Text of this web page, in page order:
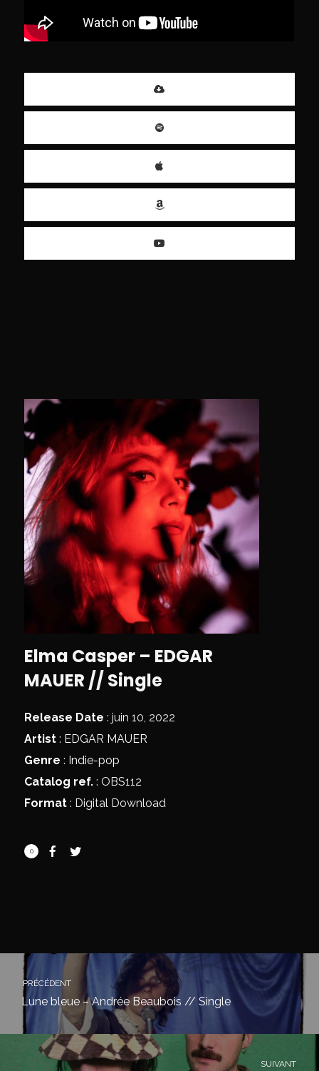
Elma Casper – EDGAR
MAUER // Single
Release Date : juin 10, 2022
Artist : EDGAR MAUER
Genre : Indie-pop
Catalog ref. : OBS112
Format : Digital Download
0
PRÉCÉDENT
Lune bleue – Andrée Beaubois // Single
SUIVANT